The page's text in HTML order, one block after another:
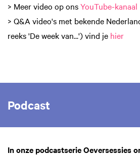
> Meer video op onsYouTube-kanaal
> Q&A video's met bekende
reeks 'De week van...') vind je hier
Podcast
In onze podcastserie Oeversessies